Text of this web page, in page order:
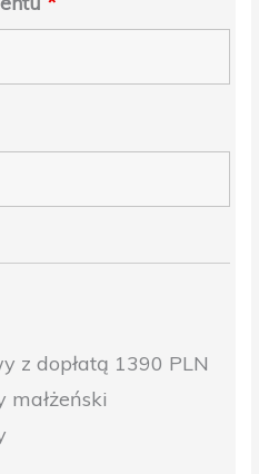
z dopłatą 1390 PLN
małżeński